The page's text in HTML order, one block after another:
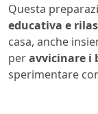
Questa
educativa e
casa, anche
peravvicinare i
sperimentare